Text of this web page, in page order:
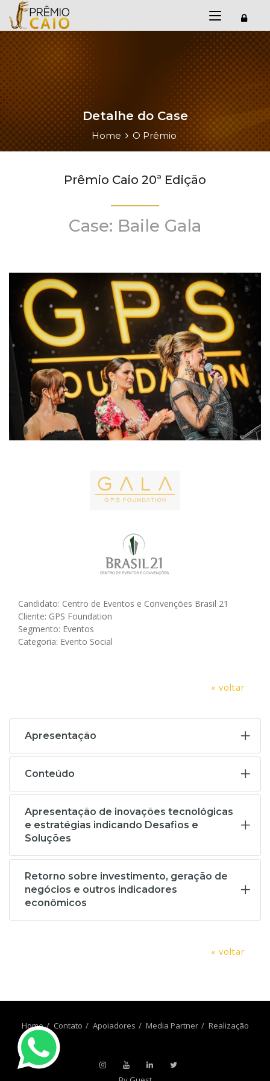
Detalhe do Case
Home O Prêmio
Prêmio Caio 20ª Edição
Case: Baile Gala
Candidato: Centro de Eventos e Convenções Brasil 21
Cliente: GPS Foundation
Segmento: Eventos
Categoria: Evento Social
« voltar
Apresentação
Conteúdo
Apresentação de inovações tecnológicas
e estratégias indicando Desafios e
Soluções
Retorno sobre investimento, geração de
negócios e outros indicadores
econômicos
« voltar
Home Contato Apoiadores Media Partner Realização